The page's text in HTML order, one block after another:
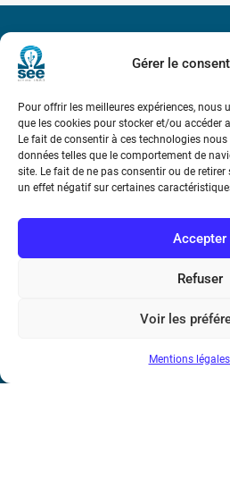
Gérer le
Pour offrir les meilleures expériences, nous
que les cookies pour stocker et/ou accéder
Le fait de consentir à ces technologies
données telles que le comportement de
site. Le fait de ne pas consentir ou de
un effet négatif sur certaines
Accepter
Refuser
Voir les
Mentions
Marie Ampère
Conditions Générales de
Société de l’Electricité, de
de l’Information et de la
17 rue de l’Amiral Hamelin75116
Métro : « Boissière » Ligne 6 et «
Téléphone : (+33) 1 56 90 37 17
N° de SIREN : 785 393 232, Code
communautaire : FR44 785 393